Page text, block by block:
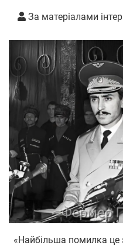
За матеріалами
«Найбільша помилка це